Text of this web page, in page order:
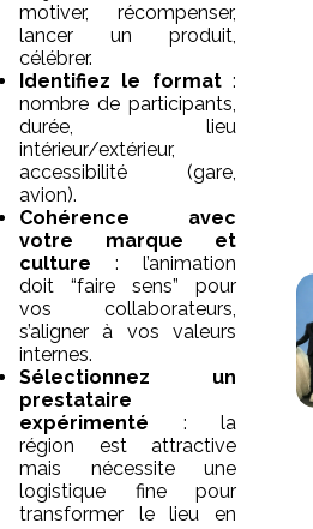
motiver, récompenser,
lancer un produit,
célébrer.
Identifiez le format:
nombre de participants,
durée, lieu
intérieur/extérieur,
accessibilité (gare,
avion).
Cohérence avec
votre marque et
culture : l’animation
doit “faire sens” pour
vos collaborateurs,
s’aligner à vos valeurs
internes.
Sélectionnez un
prestataire
expérimenté : la
région est attractive
mais nécessite une
logistique fine pour
transformer le lieu en